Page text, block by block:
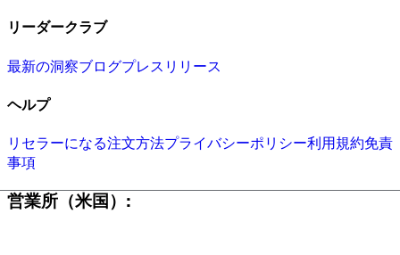
リーダークラブ
最新の洞察ブログプレスリリース
ヘルプ
リセラーになる注文方法プライバシーポリシー利用規約免責
事項
営業所（米国）: